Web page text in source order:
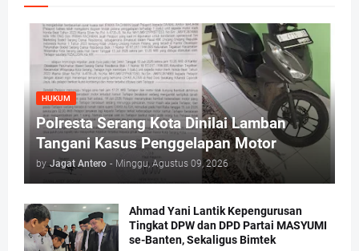
HUKUM
Polresta Serang Kota Dinilai Lamban
Tangani Kasus Penggelapan Motor
by Jagat Antero - Minggu, Agustus 09, 2026
Ahmad Yani Lantik Kepengurusan
Tingkat DPW dan DPD Partai MASYUMI
se-Banten, Sekaligus Bimtek